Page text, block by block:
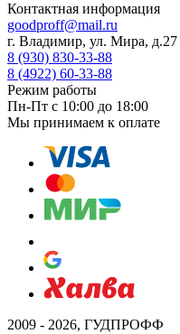
Контактная информация
goodproff@mail.ru
г. Владимир, ул. Мира, д.27
8 (930) 830-33-88
8 (4922) 60-33-88
Режим работы
Пн-Пт с 10:00 до 18:00
Мы принимаем к оплате
2009 - 2026, ГУДПРОФФ